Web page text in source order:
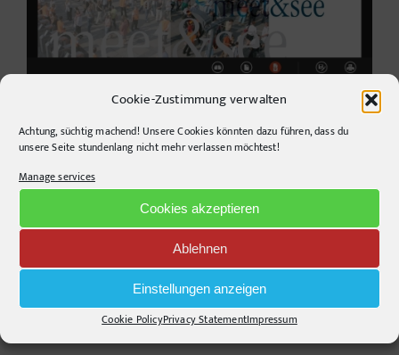
Cookie-Zustimmung verwalten
Achtung, süchtig machend! Unsere Cookies könnten dazu führen, dass du
unsere Seite stundenlang nicht mehr verlassen möchtest!
Manage services
Cookies akzeptieren
Ablehnen
Einstellungen anzeigen
Cookie PolicyPrivacy StatementImpressum